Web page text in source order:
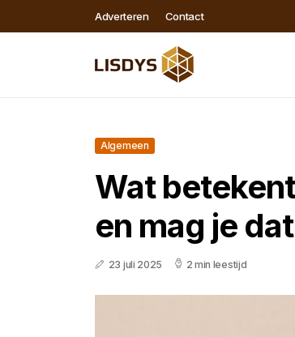
Adverteren Contact
Algemeen
Wat
en mag je
23 juli 2025 2 min leestijd